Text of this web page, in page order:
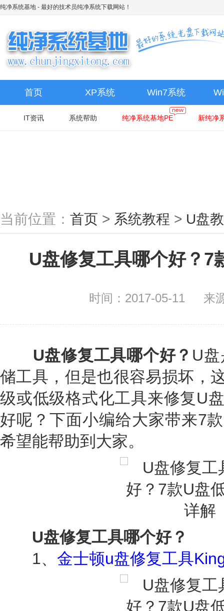
纯净系统基地 - 最好的技术员纯净系统下载网站！
首页 XP系统 Win7系统
IT资讯 系统帮助 纯净系统基地PE 新纯净
当前位置： 首页 > 系统教程 > U盘
U盘修复工具哪个好？7
时间：2017-05-11 来
U盘修复工具哪个好？ U
储工具，但是也很容易损坏，
级或低级格式化工具来修复U
好呢？下面小编给大家带来7
希望能帮助到大家。
U盘修复工具哪个好？
1、 金士顿u盘修复工具